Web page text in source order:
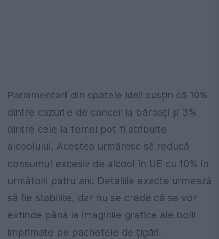
Parlamentarii din spatele ideii susțin că 10%
dintre cazurile de cancer la bărbați și 3%
dintre cele la femei pot fi atribuite
alcoolului. Acestea urmăresc să reducă
consumul excesiv de alcool în UE cu 10% în
următorii patru ani. Detaliile exacte urmează
să fie stabilite, dar nu se crede că se vor
extinde până la imaginile grafice ale bolii
imprimate pe pachetele de țigări.